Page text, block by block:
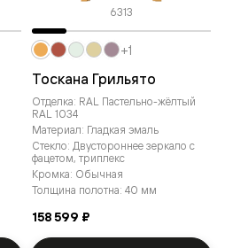
6313
Тоскана Грильято
Отделка: RAL Пастельно-жёлтый
RAL 1034
Материал: Гладкая эмаль
Стекло: Двустороннее зеркало с
фацетом, триплекс
Кромка: Обычная
Толщина полотна: 40 мм
158 599 ₽
+1